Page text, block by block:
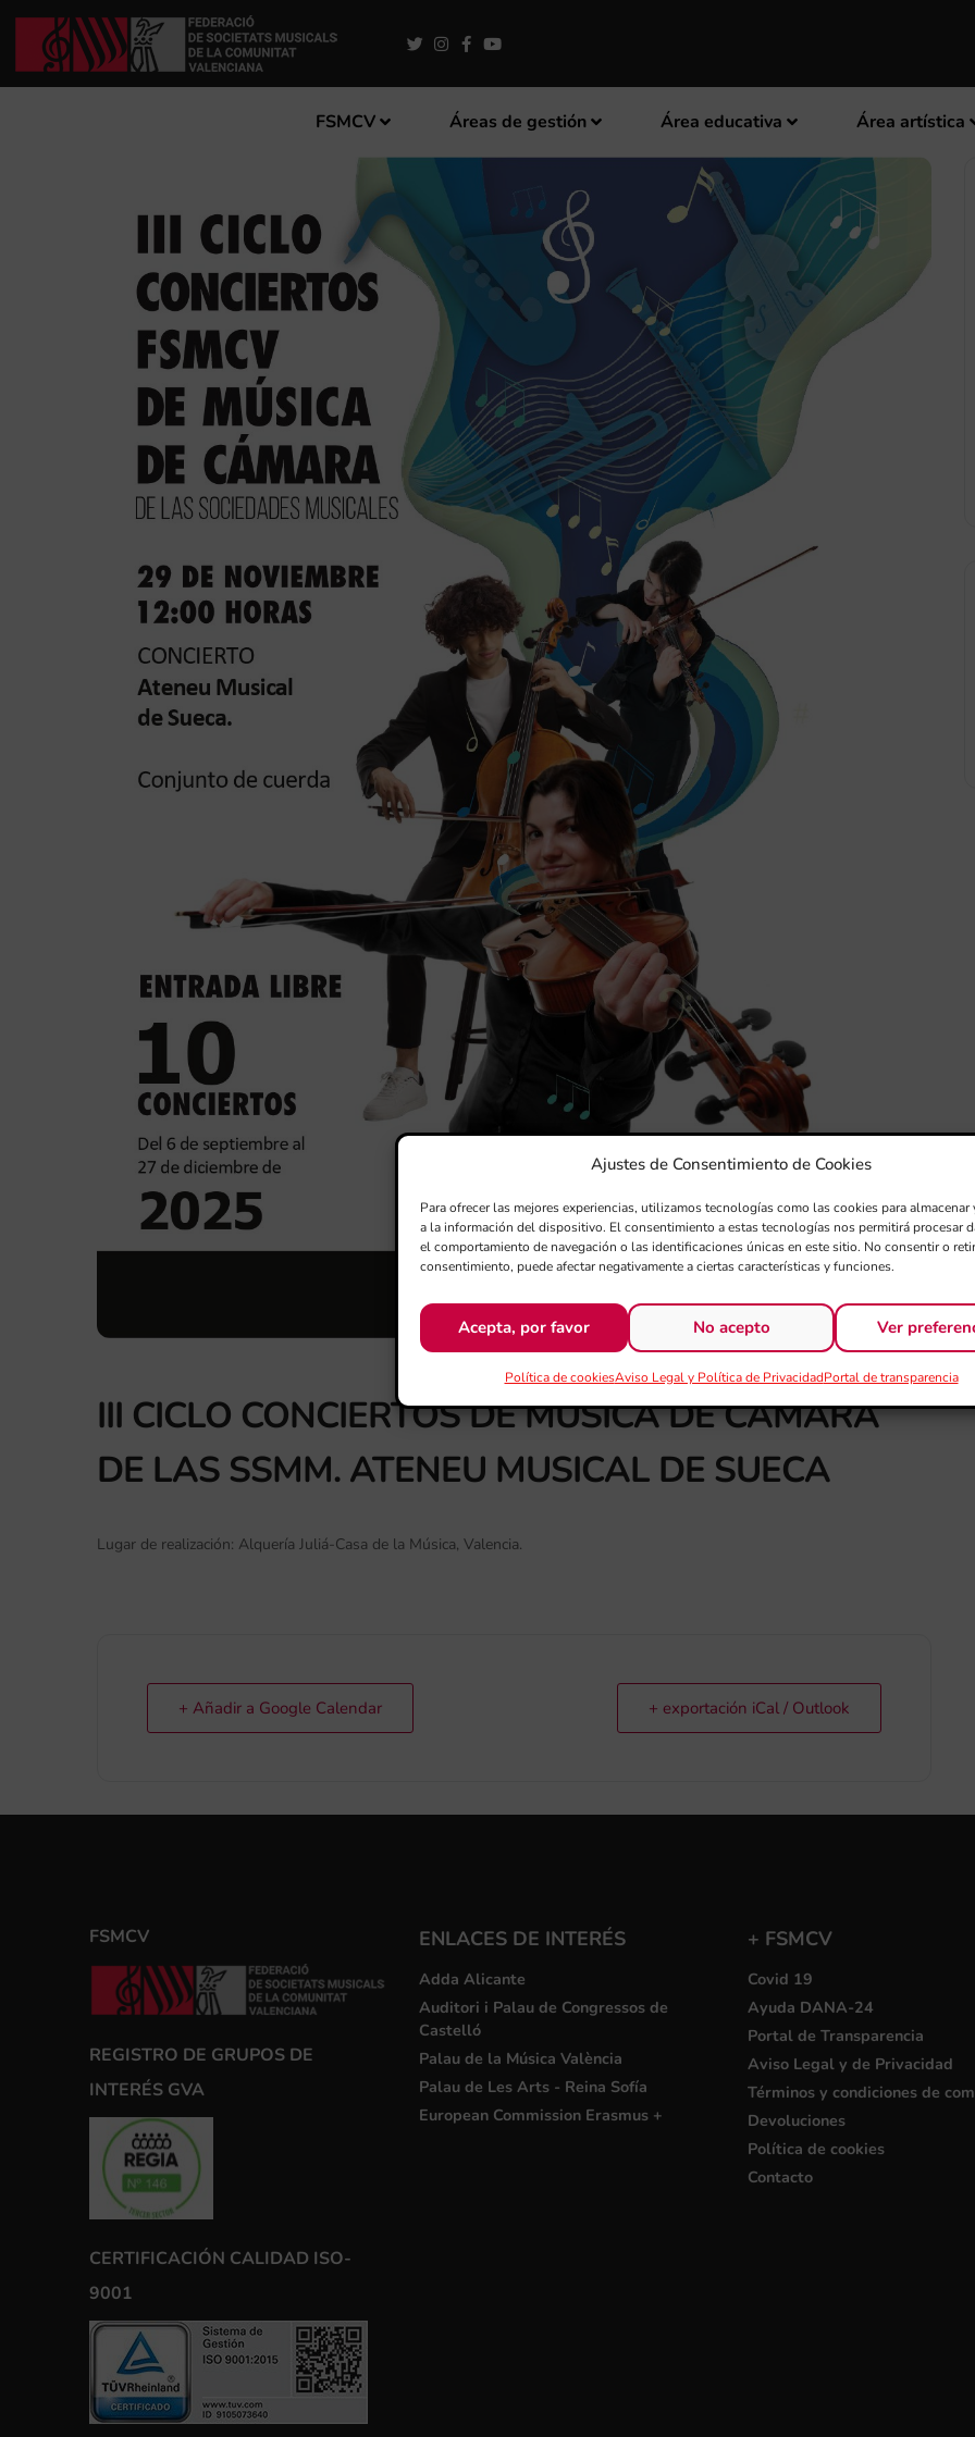
Ajustes de Consentimiento de Cookies
Para ofrecer las mejores experiencias, utilizamos tecnologías como las cookies para almacenar
a la información del dispositivo. El consentimiento a estas tecnologías nos permitirá procesar
el comportamiento de navegación o las identificaciones únicas en este sitio. No consentir o
consentimiento, puede afectar negativamente a ciertas características y funciones.
Acepta, por favor No acepto Ver
Política de cookiesAviso Legal y Política de PrivacidadPortal de transparencia
FSMCV Áreas de gestión Área educativa Área artística
III CICLO CONCIERTOS DE MÚSICA DE CÁMARA
DE LAS SSMM. ATENEU MUSICAL DE SUECA
Lugar de realización: Alquería Juliá-Casa de la Música, Valencia.
+ Añadir a Google Calendar + exportación iCal / Outlook
FSMCV
REGISTRO DE GRUPOS DE
INTERÉS GVA
CERTIFICACIÓN CALIDAD ISO-
9001
ENLACES DE INTERÉS
Adda Alicante
Auditori i Palau de Congressos de
Castelló
Palau de la Música València
Palau de Les Arts - Reina Sofía
European Commission Erasmus +
+ FSMCV
Covid 19
Ayuda DANA-24
Portal de Transparencia
Aviso Legal y de Privacidad
Términos y condiciones de
Devoluciones
Política de cookies
Contacto